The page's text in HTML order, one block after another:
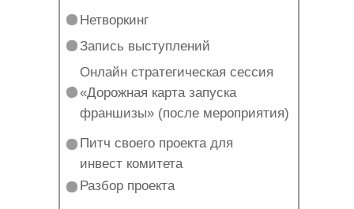
Нетворкинг
Запись выступлений
Онлайн стратегическая сессия
«Дорожная карта запуска
франшизы» (после мероприятия)
Питч своего проекта для
инвест комитета
Разбор проекта